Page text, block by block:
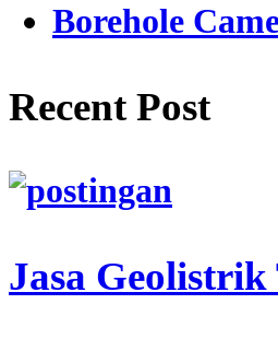
Borehole
Recent Post
Jasa